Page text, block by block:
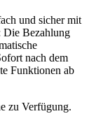
und sicher mit
Die Bezahlung
nach dem
Funktionen ab
zu Verfügung.